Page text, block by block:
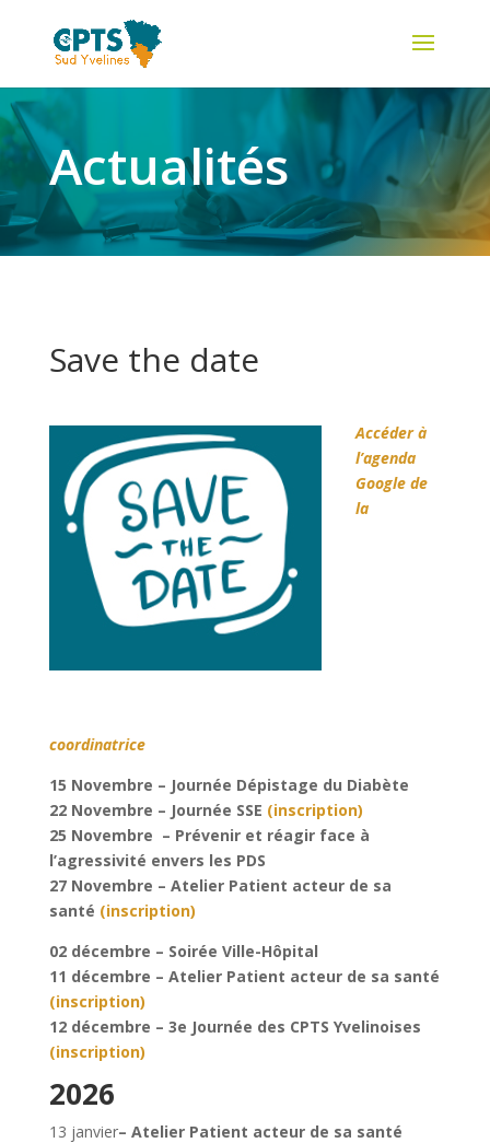
Actualités
Save the date
Accéder à
l’agenda
Google de
la
coordinatrice
15 Novembre – Journée Dépistage du Diabète
22 Novembre – Journée SSE (inscription)
25 Novembre – Prévenir et réagir face à
l’agressivité envers les PDS
27 Novembre – Atelier Patient acteur de sa
santé (inscription)
02 décembre – Soirée Ville-Hôpital
11 décembre – Atelier Patient acteur de sa santé
(inscription)
12 décembre – 3e Journée des CPTS Yvelinoises
(inscription)
2026
13 janvier– Atelier Patient acteur de sa santé